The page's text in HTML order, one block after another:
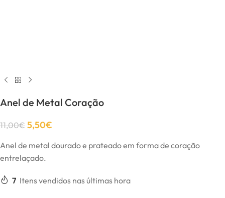
Anel de Metal Coração
11,00€ 5,50€
Anel de metal dourado e prateado em forma de coração
entrelaçado.
7 Itens vendidos nas últimas hora